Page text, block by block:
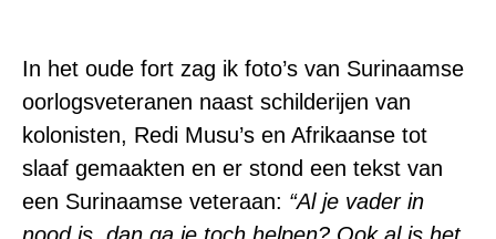
In het oude fort zag ik foto’s van Surinaamse
oorlogsveteranen naast schilderijen van
kolonisten, Redi Musu’s en Afrikaanse tot
slaaf gemaakten en er stond een tekst van
een Surinaamse veteraan: “Al je vader in